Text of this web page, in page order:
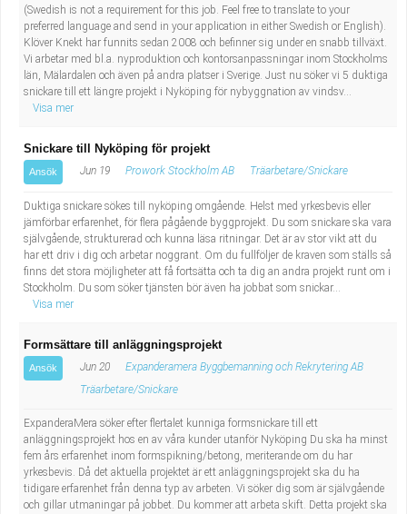
(Swedish is not a requirement for this job. Feel free to translate to your
preferred language and send in your application in either Swedish or English).
Klöver Knekt har funnits sedan 2008 och befinner sig under en snabb tillväxt.
Vi arbetar med bl.a. nyproduktion och kontorsanpassningar inom Stockholms
län, Mälardalen och även på andra platser i Sverige. Just nu söker vi 5 duktiga
snickare till ett längre projekt i Nyköping för nybyggnation av vindsv...
Visa mer
Snickare till Nyköping för projekt
Ansök Jun 19 Prowork Stockholm AB Träarbetare/Snickare
Duktiga snickare sökes till nyköping omgående. Helst med yrkesbevis eller
jämförbar erfarenhet, för flera pågående byggprojekt. Du som snickare ska vara
självgående, strukturerad och kunna läsa ritningar. Det är av stor vikt att du
har ett driv i dig och arbetar noggrant. Om du fullföljer de kraven som ställs så
finns det stora möjligheter att få fortsätta och ta dig an andra projekt runt om i
Stockholm. Du som söker tjänsten bör även ha jobbat som snickar...
Visa mer
Formsättare till anläggningsprojekt
Ansök Jun 20
Expanderamera Byggbemanning och Rekrytering AB
Träarbetare/Snickare
ExpanderaMera söker efter flertalet kunniga formsnickare till ett
anläggningsprojekt hos en av våra kunder utanför Nyköping Du ska ha minst
fem års erfarenhet inom formspikning/betong, meriterande om du har
yrkesbevis. Då det aktuella projektet är ett anläggningsprojekt ska du ha
tidigare erfarenhet från denna typ av arbeten. Vi söker dig som är självgående
och gillar utmaningar på jobbet. Du kommer att arbeta skift. Detta projekt ska